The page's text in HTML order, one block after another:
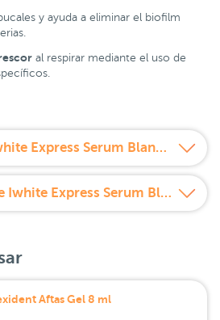
y ayuda a eliminar el biofilm
al respirar mediante el uso de
¿Cómo usar Iwhite Express Serum Blanqueador Dental 8 ml?
Propiedades de Iwhite Express Serum Blanqueador Dental 8 ml
Aftas Gel 8 ml